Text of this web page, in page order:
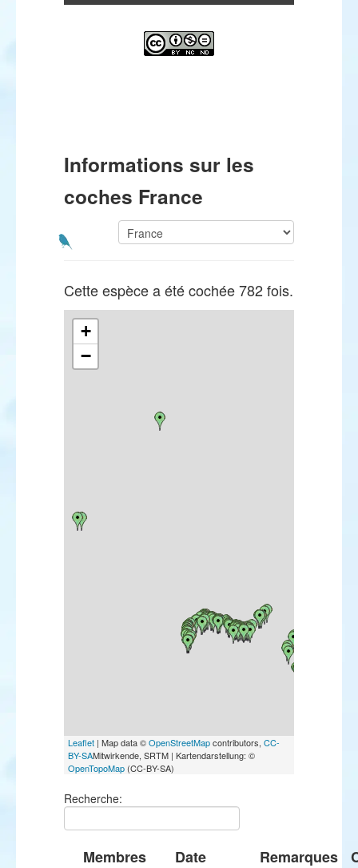
Informations sur les
coches France
Cette espèce a été cochée 782 fois.
+
−
Leaflet | Map data ©OpenStreetMapcontributors, CC-
BY-SAMitwirkende, SRTM | Kartendarstellung: ©
OpenTopoMap (CC-BY-SA)
Recherche:
Membres Date Remarques